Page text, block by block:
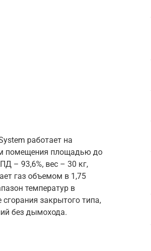
работает на
помещения площадью до
– 93,6%, вес – 30 кг,
газ объемом в 1,75
температур в
закрытого типа,
без дымохода.